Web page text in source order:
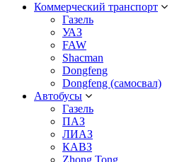
Коммерческий транспорт
Газель
УАЗ
FAW
Shacman
Dongfeng
Dongfeng (самосвал)
Автобусы
Газель
ПАЗ
ЛИАЗ
КАВЗ
Zhong Tong